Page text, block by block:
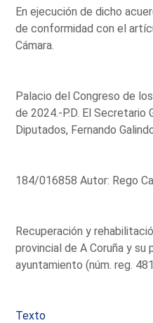
En ejecución de dicho
de conformidad con el
Cámara.
Palacio del Congreso de
de 2024.-P.D. El Secretario
Diputados, Fernando
184/016858 Autor: Rego
Recuperación y
provincial de A Coruña y
ayuntamiento (núm. reg.
Texto